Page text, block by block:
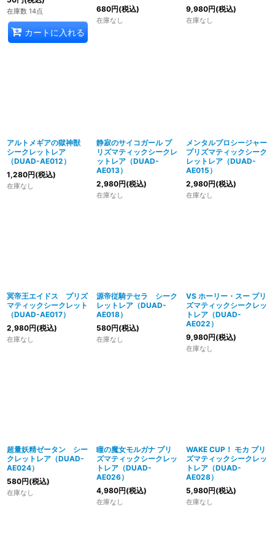
在庫数 14点
カートに入れる
680円(税込)
在庫なし
9,980円(税込)
在庫なし
アルトメギアの獄神獣
シークレットレア
（DUAD-AE012）
1,280円(税込)
在庫なし
静寂のサイコガール プ
リズマティックシークレ
ットレア（DUAD-
AE013）
2,980円(税込)
在庫なし
メンタルプロシージャー
プリズマティックシーク
レットレア（DUAD-
AE015）
2,980円(税込)
在庫なし
冥帝王エイドス プリズ
マティックシークレット
（DUAD-AE017）
2,980円(税込)
在庫なし
源帝従騎テセラ シーク
レットレア（DUAD-
AE018）
580円(税込)
在庫なし
VS ホーリー・スー プリ
ズマティックシークレッ
トレア（DUAD-
AE022）
9,980円(税込)
在庫なし
超量妖精ゼータン シー
クレットレア（DUAD-
AE024）
580円(税込)
在庫なし
瞳の魔女モルガナ プリ
ズマティックシークレッ
トレア（DUAD-
AE026）
4,980円(税込)
在庫なし
WAKE CUP！ モカ プリ
ズマティックシークレッ
トレア（DUAD-
AE028）
5,980円(税込)
在庫なし